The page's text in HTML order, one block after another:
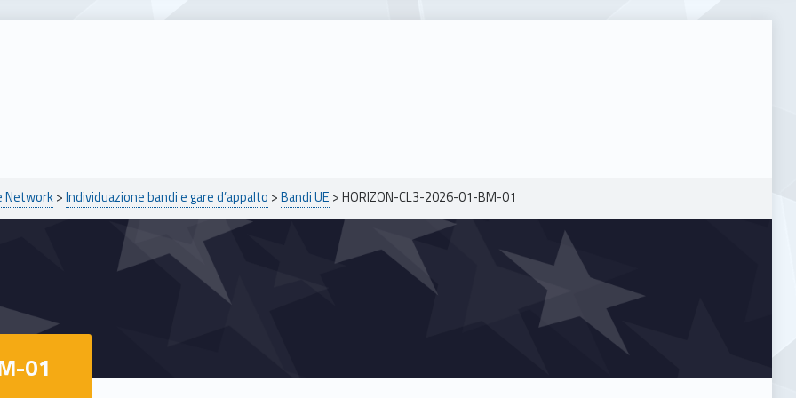
Network>Individuazione bandi e gare d’appalto >Bandi UE >HORIZON-CL3-2026-01-BM-01
01